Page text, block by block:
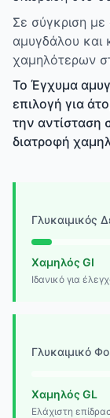
Σε σύγκριση
αμυγδάλου και
χαμηλότερων
Το Έγχυμα
επιλογή για
την αντίσταση
διατροφή
Γλυκαιμικός
Χαμηλός GI
Ιδανικό για
Γλυκαιμικό
Χαμηλός GL
Ελάχιστη